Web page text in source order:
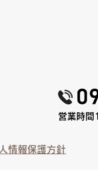
営業時
情報保護方針